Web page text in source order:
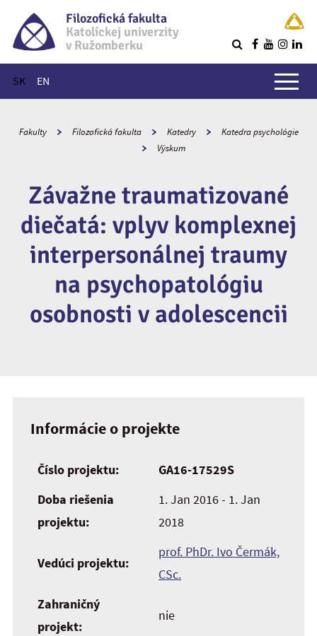
Filozofická fakulta
Katolíckej univerzity
v Ružomberku
SK EN
Hlavné menu
Fakulty Filozofická fakulta Katedry
Katedra psychológie
Výskum
Závažne traumatizované
diečatá: vplyv komplexnej
interpersonálnej traumy
na psychopatológiu
osobnosti v adolescencii
Informácie o projekte
Číslo projektu:
GA16-17529S
Doba riešenia
projektu:
1. Jan 2016 - 1. Jan
2018
Vedúci projektu:
prof. PhDr. Ivo Čermák,
CSc.
Zahraničný
projekt:
nie